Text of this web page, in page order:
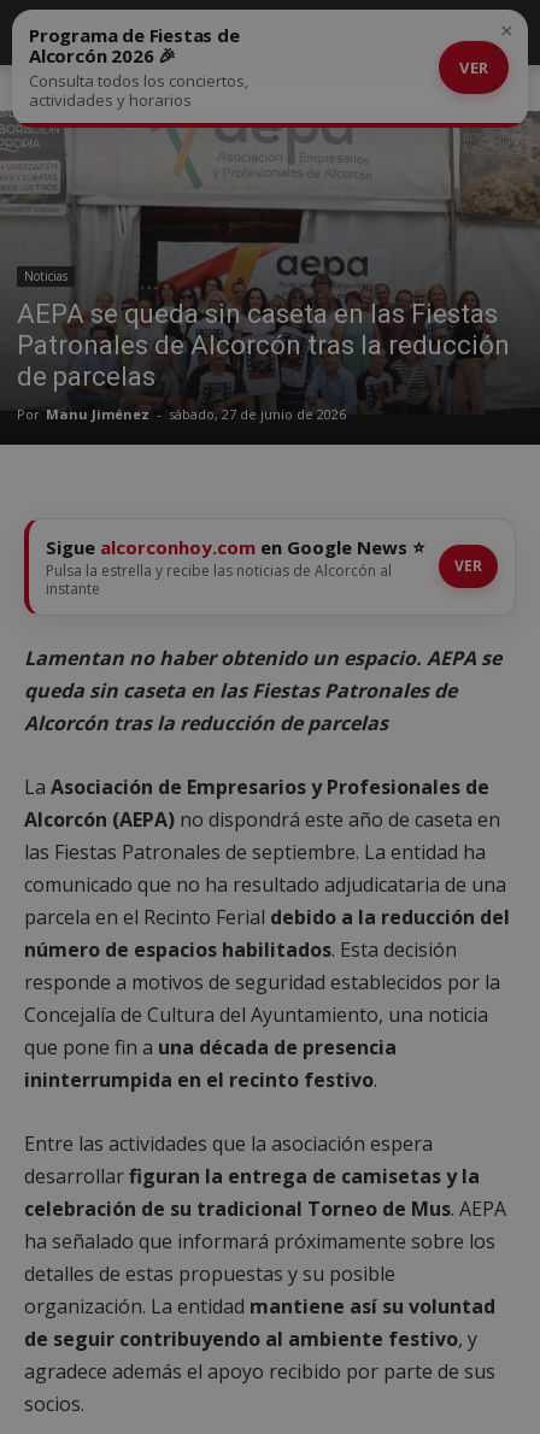
Inicio Noticias
Noticias
AEPA se queda sin caseta en las Fiestas
Patronales de Alcorcón tras la reducción
de parcelas
Por Manu Jiménez - sábado, 27 de junio de 2026
Programa de Fiestas de
Alcorcón 2026 🎉
Consulta todos los conciertos,
actividades y horarios
VER
×
Sigue alcorconhoy.com en Google News ⭐
Pulsa la estrella y recibe las noticias de Alcorcón al
instante
VER
Lamentan no haber obtenido un espacio. AEPA se
queda sin caseta en las Fiestas Patronales de
Alcorcón tras la reducción de parcelas
La Asociación de Empresarios y Profesionales de
Alcorcón (AEPA) no dispondrá este año de caseta en
las Fiestas Patronales de septiembre. La entidad ha
comunicado que no ha resultado adjudicataria de una
parcela en el Recinto Ferial debido a la reducción del
número de espacios habilitados. Esta decisión
responde a motivos de seguridad establecidos por la
Concejalía de Cultura del Ayuntamiento, una noticia
que pone fin a una década de presencia
ininterrumpida en el recinto festivo.
Entre las actividades que la asociación espera
desarrollarfiguran la entrega de camisetas y la
celebración de su tradicional Torneo de Mus. AEPA
ha señalado que informará próximamente sobre los
detalles de estas propuestas y su posible
organización. La entidad mantiene así su voluntad
de seguir contribuyendo al ambiente festivo, y
agradece además el apoyo recibido por parte de sus
socios.